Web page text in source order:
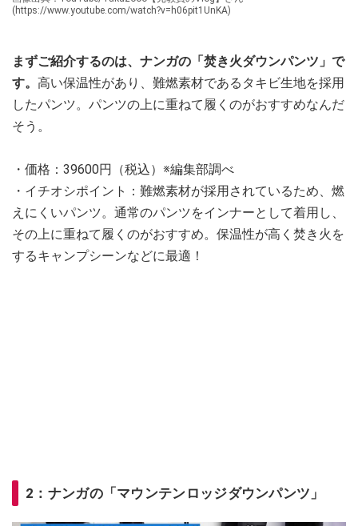
(https://www.youtube.com/watch?v=h06pit1UnKA)
まずご紹介するのは、ナンガの「焚き火ダウンパンツ」で
す。 高い保温性があり、難燃素材であるタキビ生地を採用
したパンツ。パンツの上に重ねて履くのがおすすめなんだ
そう。
・価格：39600円（税込）※編集部調べ
・イチオシポイント：難燃素材が採用されているため、燃
えにくいパンツ。通常のパンツをインナーとして着用し、
その上に重ねて履くのがおすすめ。保温性が高く焚き火を
するキャンプシーンなどに最適！
2：ナンガの「マウンテンロッジダウンパンツ」